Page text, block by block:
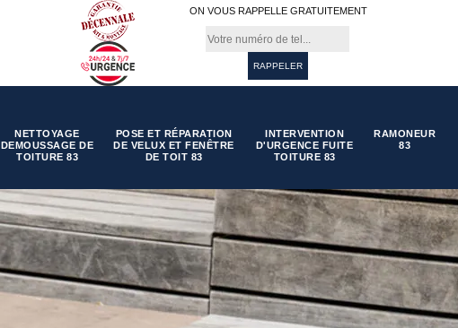
ON VOUS RAPPELLE GRATUITEMENT
NETTOYAGE
DEMOUSSAGE DE
TOITURE 83
POSE ET RÉPARATION
DE VELUX ET FENÊTRE
DE TOIT 83
INTERVENTION
D'URGENCE FUITE
TOITURE 83
RAMONEUR
83